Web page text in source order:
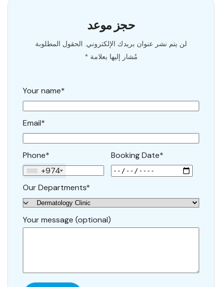
حجز موعد
لن يتم نشر عنوان بريدك الإلكتروني. الحقول المطلوبة
مُشار إليها بعلامة *
Your name*
Email*
Phone*
+974
Booking Date*
Our Departments*
Your message (optional)